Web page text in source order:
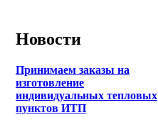
Новости
Принимаем заказы на
изготовление
индивидуальных тепловых
пунктов ИТП